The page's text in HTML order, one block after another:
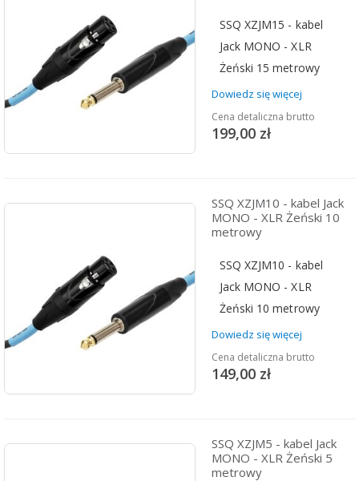
SSQ XZJM15 - kabel
Jack MONO - XLR
Żeński 15 metrowy
Dowiedz się więcej
Cena detaliczna brutto
199,00 zł
SSQ XZJM10 - kabel Jack
MONO - XLR Żeński 10
metrowy
SSQ XZJM10 - kabel
Jack MONO - XLR
Żeński 10 metrowy
Dowiedz się więcej
Cena detaliczna brutto
149,00 zł
SSQ XZJM5 - kabel Jack
MONO - XLR Żeński 5
metrowy